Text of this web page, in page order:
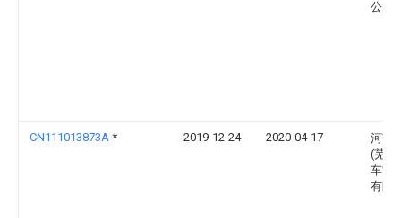
公司
CN111013873A * 2019-12-24 2020-04-17
河南
(芜湖
车零
有限